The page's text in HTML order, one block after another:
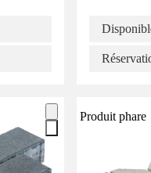
Produit phare